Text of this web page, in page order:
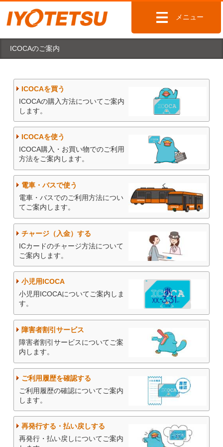
メニュー
ICOCAのご案内
ICOCAを買う
ICOCAの購入方法についてご案内
します。
ICOCAを使う
ICOCA購入・お買い物でのご利用
方法をご案内します。
電車・バスで使う
電車・バスでのご利用方法につい
てご案内します。
チャージ（入金）する
ICカードのチャージ方法について
ご案内します。
小児用ICOCA
小児用ICOCAについてご案内しま
す。
障害者割引サービス
障害者割引サービスについてご案
内します。
ご利用履歴を確認する
ご利用履歴の確認についてご案内
します。
再発行する・払い戻しする
再発行・払い戻しについてご案内